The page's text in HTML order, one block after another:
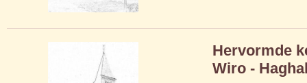
Hervormde
Wiro -